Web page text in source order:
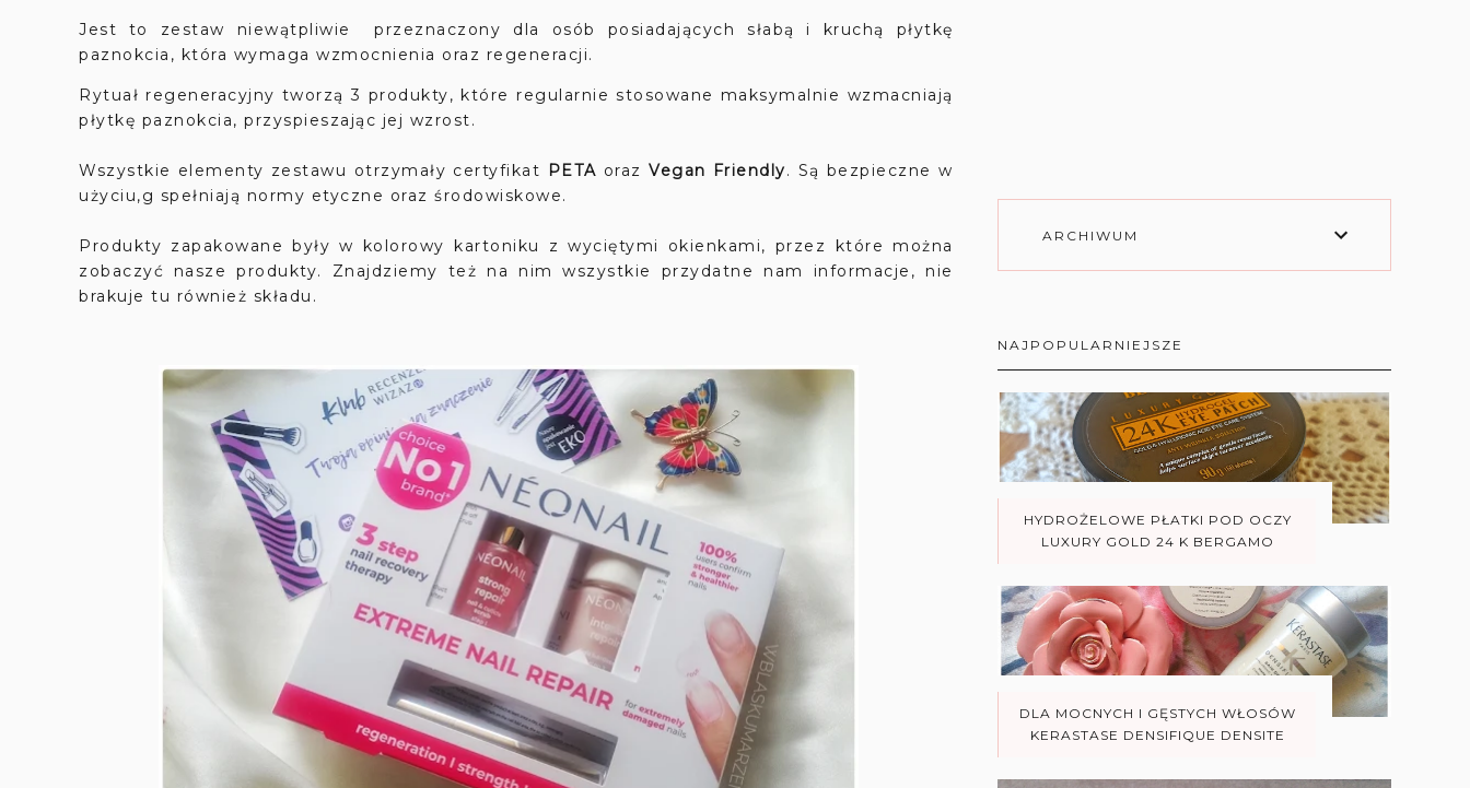
Jest to zestaw niewątpliwie przeznaczony dla osób posiadających słabą i kruchą płytkę
paznokcia, która wymaga wzmocnienia oraz regeneracji.
Rytuał regeneracyjny tworzą 3 produkty, które regularnie stosowane maksymalnie wzmacniają
płytkę paznokcia, przyspieszając jej wzrost.
Wszystkie elementy zestawu otrzymały certyfikat PETA orazVegan Friendly. Są bezpieczne w
użyciu,g spełniają normy etyczne oraz środowiskowe.
Produkty zapakowane były w kolorowy kartoniku z wyciętymi okienkami, przez które można
zobaczyć nasze produkty. Znajdziemy też na nim wszystkie przydatne nam informacje, nie
brakuje tu również składu.
ARCHIWUM
NAJPOPULARNIEJSZE
HYDROŻELOWE PŁATKI POD OCZY
LUXURY GOLD 24 K BERGAMO
DLA MOCNYCH I GĘSTYCH WŁOSÓW
KERASTASE DENSIFIQUE DENSITE